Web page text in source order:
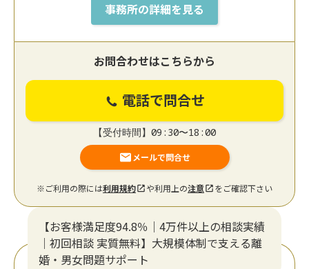
事務所の詳細を見る
お問合わせはこちらから
電話で問合せ
【受付時間】09:30〜18:00
メールで問合せ
※ご利用の際には利用規約 や利用上の注意 をご確認下さい
【お客様満足度94.8％｜4万件以上の相談実績
｜初回相談 実質無料】大規模体制で支える離
婚・男女問題サポート